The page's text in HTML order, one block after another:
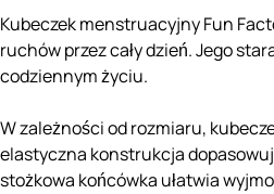
Kubeczek menstruacyjny Fun
ruchów przez cały dzień. Jego
codziennym życiu.
W zależności od rozmiaru,
elastyczna konstrukcja
stożkowa końcówka ułatwia